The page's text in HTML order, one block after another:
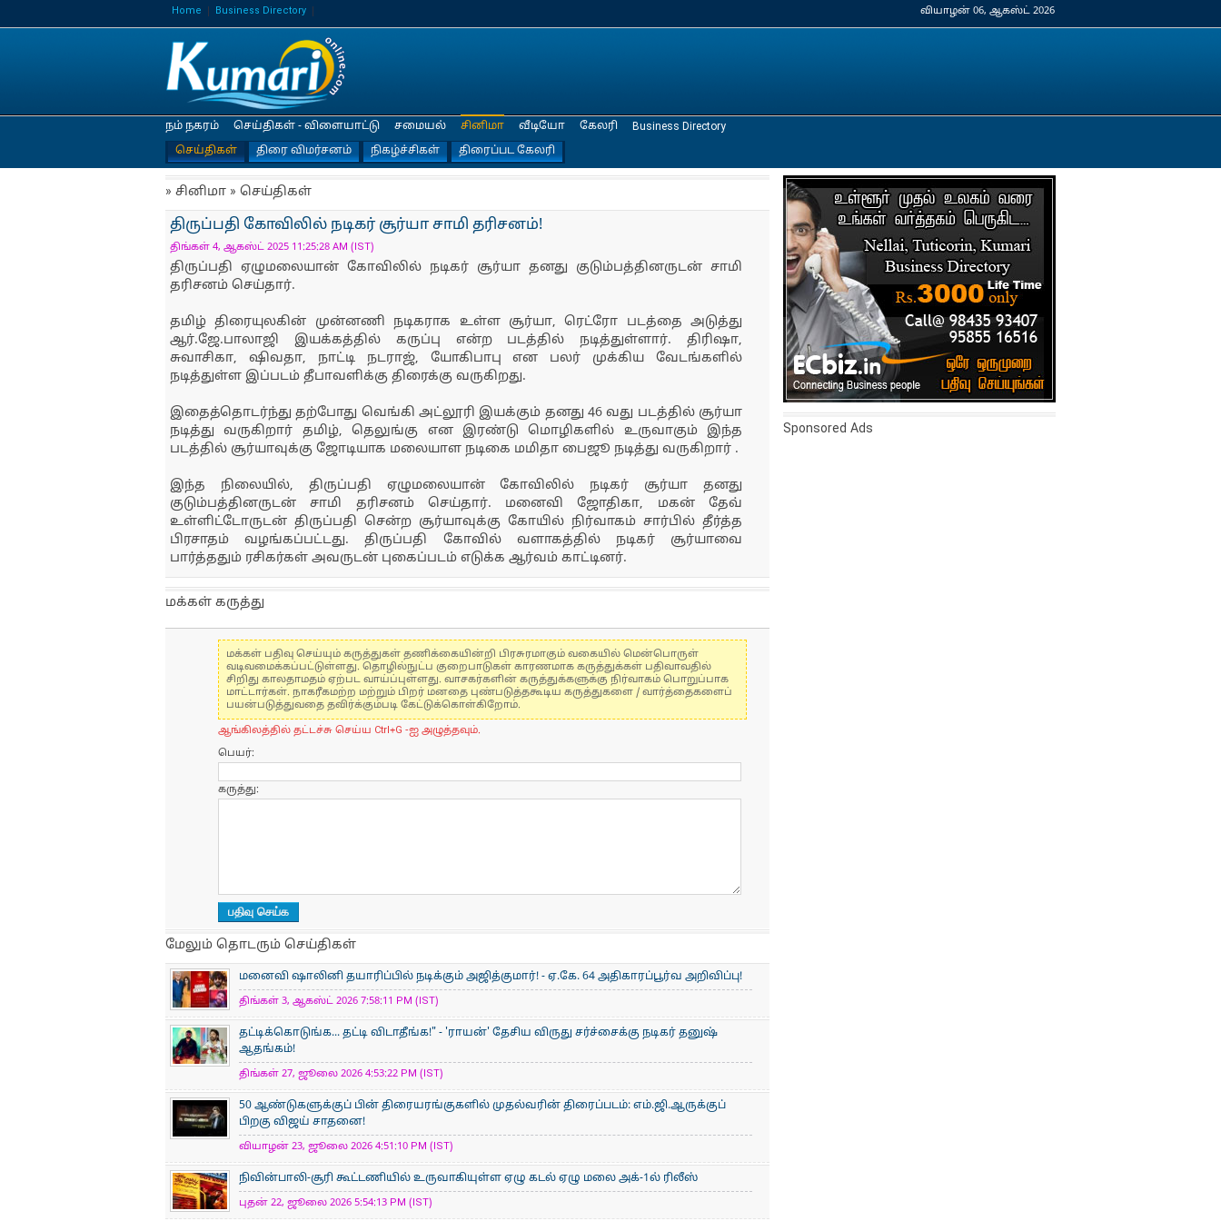
Home Business Directory வியாழன் 06, ஆகஸ்ட் 2026
நம் நகரம் செய்திகள் - விளையாட்டு சமையல்
சினிமா
செய்திகள்
திரை விமர்சனம் நிகழ்ச்சிகள் திரைப்பட கேலரி
வீடியோ கேலரி Business Directory
» சினிமா » செய்திகள்
திருப்பதி கோவிலில் நடிகர் சூர்யா சாமி தரிசனம்!
திங்கள் 4, ஆகஸ்ட் 2025 11:25:28 AM (IST)
திருப்பதி ஏழுமலையான் கோவிலில் நடிகர் சூர்யா தனது குடும்பத்தினருடன் சாமி
தரிசனம் செய்தார்.
தமிழ் திரையுலகின் முன்னணி நடிகராக உள்ள சூர்யா, ரெட்ரோ படத்தை அடுத்து
ஆர்.ஜே.பாலாஜி இயக்கத்தில் கருப்பு என்ற படத்தில் நடித்துள்ளார். திரிஷா,
சுவாசிகா, ஷிவதா, நாட்டி நடராஜ், யோகிபாபு என பலர் முக்கிய வேடங்களில்
நடித்துள்ள இப்படம் தீபாவளிக்கு திரைக்கு வருகிறது.
இதைத்தொடர்ந்து தற்போது வெங்கி அட்லூரி இயக்கும் தனது 46 வது படத்தில் சூர்யா
நடித்து வருகிறார் தமிழ், தெலுங்கு என இரண்டு மொழிகளில் உருவாகும் இந்த
படத்தில் சூர்யாவுக்கு ஜோடியாக மலையாள நடிகை மமிதா பைஜூ நடித்து வருகிறார் .
இந்த நிலையில், திருப்பதி ஏழுமலையான் கோவிலில் நடிகர் சூர்யா தனது
குடும்பத்தினருடன் சாமி தரிசனம் செய்தார். மனைவி ஜோதிகா, மகன் தேவ்
உள்ளிட்டோருடன் திருப்பதி சென்ற சூர்யாவுக்கு கோயில் நிர்வாகம் சார்பில் தீர்த்த
பிரசாதம் வழங்கப்பட்டது. திருப்பதி கோவில் வளாகத்தில் நடிகர் சூர்யாவை
பார்த்ததும் ரசிகர்கள் அவருடன் புகைப்படம் எடுக்க ஆர்வம் காட்டினர்.
மக்கள் கருத்து
மக்கள் பதிவு செய்யும் கருத்துகள் தணிக்கையின்றி பிரசுரமாகும் வகையில் மென்பொருள்
வடிவமைக்கப்பட்டுள்ளது. தொழில்நுட்ப குறைபாடுகள் காரணமாக கருத்துக்கள் பதிவாவதில்
சிறிது காலதாமதம் ஏற்பட வாய்ப்புள்ளது. வாசகர்களின் கருத்துக்களுக்கு நிர்வாகம் பொறுப்பாக
மாட்டார்கள். நாகரீகமற்ற மற்றும் பிறர் மனதை புண்படுத்தகூடிய கருத்துகளை / வார்த்தைகளைப்
பயன்படுத்துவதை தவிர்க்கும்படி கேட்டுக்கொள்கிறோம்.
ஆங்கிலத்தில் தட்டச்சு செய்ய Ctrl+G -ஐ அழுத்தவும்.
பெயர்:
கருத்து:
மேலும் தொடரும் செய்திகள்
மனைவி ஷாலினி தயாரிப்பில் நடிக்கும் அஜித்குமார்! - ஏ.கே. 64 அதிகாரப்பூர்வ அறிவிப்பு!
திங்கள் 3, ஆகஸ்ட் 2026 7:58:11 PM (IST)
தட்டிக்கொடுங்க... தட்டி விடாதீங்க!" - 'ராயன்' தேசிய விருது சர்ச்சைக்கு நடிகர் தனுஷ்
ஆதங்கம்!
திங்கள் 27, ஜூலை 2026 4:53:22 PM (IST)
50 ஆண்டுகளுக்குப் பின் திரையரங்குகளில் முதல்வரின் திரைப்படம்: எம்.ஜி.ஆருக்குப்
பிறகு விஜய் சாதனை!
வியாழன் 23, ஜூலை 2026 4:51:10 PM (IST)
நிவின்பாலி-சூரி கூட்டணியில் உருவாகியுள்ள ஏழு கடல் ஏழு மலை அக்-1ல் ரிலீஸ்
புதன் 22, ஜூலை 2026 5:54:13 PM (IST)
Sponsored Ads